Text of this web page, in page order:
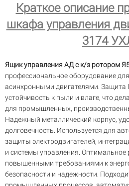
Краткое описание
шкафа управления
3174
Ящик управления АД с к/з ротором
профессиональное оборудование
асинхронными двигателями. Защита
устойчивость к пыли и влаге, что
для промышленных,
Надежный металлический корпус,
долговечность. Используется для
защиты электродвигателей,
и системы управления. Оптимальное
повышенными требованиями к
безопасности и надежности.